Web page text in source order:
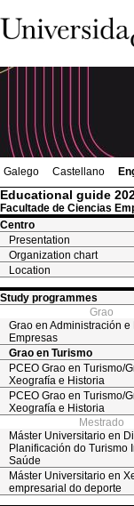
Galego Castellano
Educational guide
Facultade de Ciencias
Centro
Presentation
Organization chart
Location
Study programmes
Grao
Grao en Administración e
Empresas
Grao en Turismo
PCEO Grao en Turismo/
Xeografía e Historia
PCEO Grao en Turismo/
Xeografía e Historia
Mestrado
Máster Universitario en
Planificación do Turismo
Saúde
Máster Universitario en
empresarial do deporte